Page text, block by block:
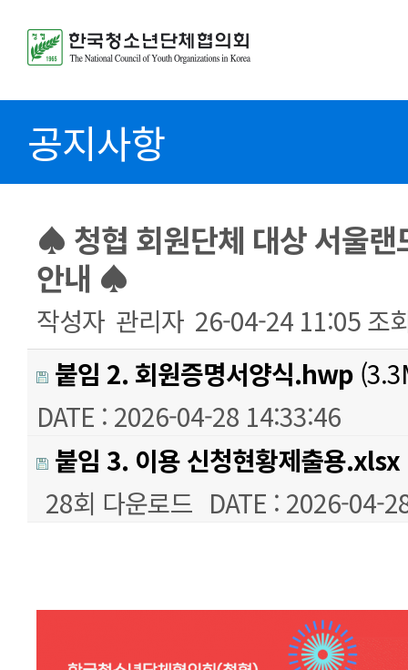
공지사항
♠ 청협 회원단체 대상 서울랜
안내 ♠
작성자 관리자 26-04-24 11:05 조
붙임 2. 회원증명서양식.hwp
DATE : 2026-04-28 14:33:46
붙임 3. 이용 신청현황제출용.xlsx
28회 다운로드 DATE : 2026-04-
본문